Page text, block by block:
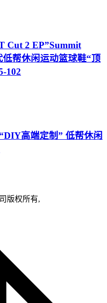
Cut 2 EP”Summit
帮休闲运动篮球鞋“顶
102
高端定制” 低帮休闲
版权所有,